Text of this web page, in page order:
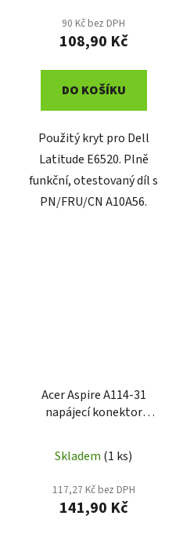
90 Kč bez DPH
108,90 Kč
DO KOŠÍKU
Použitý kryt pro Dell
Latitude E6520. Plně
funkční, otestovaný díl s
PN/FRU/CN A10A56.
Acer Aspire A114-31
napájecí konektor
Skladem (1 ks)
117,27 Kč bez DPH
141,90 Kč